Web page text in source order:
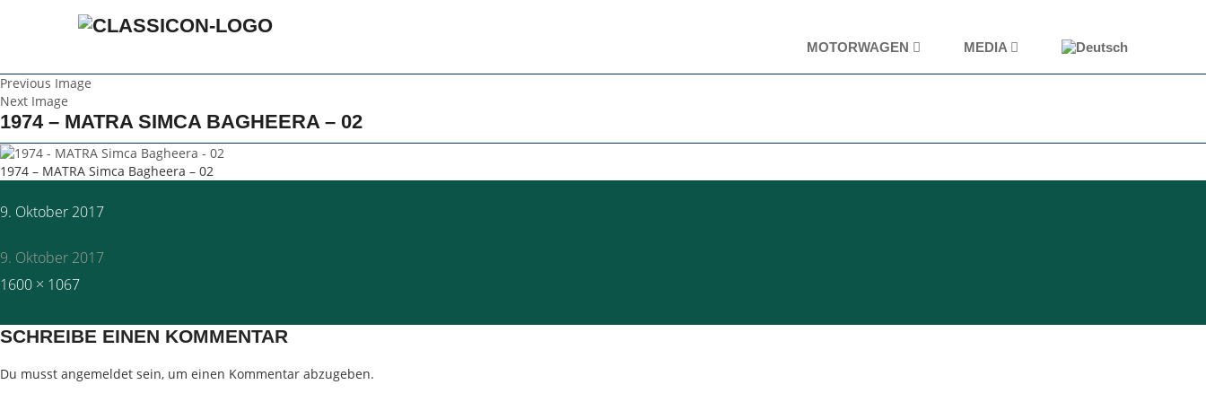
MOTORWAGEN MEDIA
Previous Image
Next Image
1974 – MATRA SIMCA BAGHEERA – 02
1974 – MATRA Simca Bagheera – 02
Posted
9. Oktober 2017
9. Oktober 2017
Full
1600 × 1067
SCHREIBE EINEN KOMMENTAR
Du musst angemeldet sein, um einen Kommentar abzugeben.